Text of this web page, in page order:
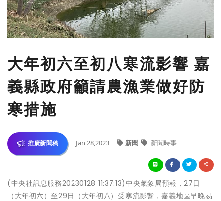
大年初六至初八寒流影響 嘉
義縣政府籲請農漁業做好防
寒措施
推廣新聞稿 Jan 28,2023 新聞 新聞時事
(中央社訊息服務20230128 11:37:13)中央氣象局預報，27日
（大年初六）至29日（大年初八）受寒流影響，嘉義地區早晚易